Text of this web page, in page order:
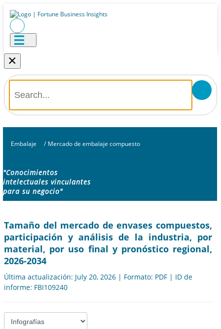
×
Embalaje / Mercado de embalaje compuesto
"Conocimientos
intelectuales vinculantes
para su negocio"
Tamaño del mercado de envases compuestos,
participación y análisis de la industria, por
material, por uso final y pronóstico regional,
2026-2034
Última actualización: July 20, 2026 | Formato: PDF | ID de
informe: FBI109240